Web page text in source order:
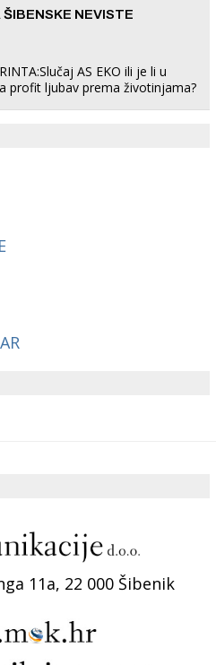
NEVISTE
AS EKO ili je li u
profit ljubav prema životinjama?
11a, 22 000 Šibenik